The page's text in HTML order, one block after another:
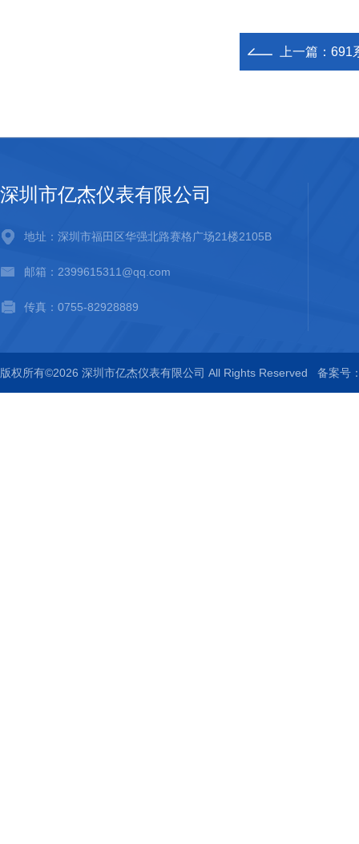
上一篇： 691
深圳市亿杰仪表有限公司
地址：深圳市福田区华强北路赛格广场21楼2105B
邮箱：2399615311@qq.com
传真：0755-82928889
版权所有©2026 深圳市亿杰仪表有限公司 All Rights Reserved 备案号